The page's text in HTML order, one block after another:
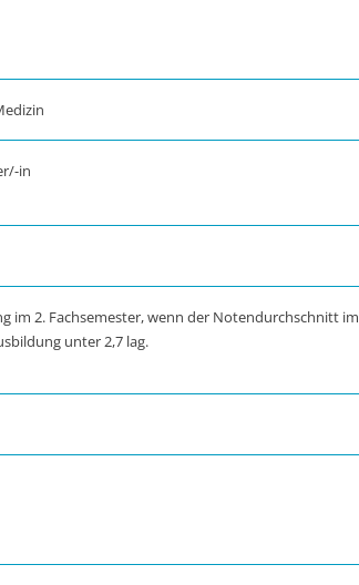
in
im 2. Fachsemester, wenn der Notendurchschnitt im
unter 2,7 lag.